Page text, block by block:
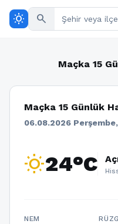
wb_sunny search
Maçka 15
Maçka 15 Günlük
06.08.2026
wb_sunny24°C
NEM